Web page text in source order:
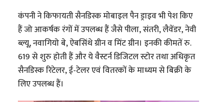
कंपनी ने किफायती सैनडिस्क मोबाइल पैन ड्राइव भी पेश किए
हैं जो आकर्षक रंगों में उपलब्ध हैं जैसे पीला, संतरी, लैवेंडर, नेवी
ब्ल्यू, नवागियो बे, ऐबसिंथे ग्रीन व मिंट ग्रीन। इनकी कीमतें रु.
619 से शुरु होती हैं और ये वैस्टर्न डिजिटल स्टोर तथा अधिकृत
सैनडिस्क रिटेलर, ई-टेलर एवं वितरकों के माध्यम से बिक्री के
लिए उपलब्ध हैं।